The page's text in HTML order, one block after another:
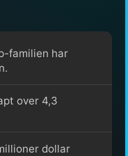
familien har
over 4,3
dollar